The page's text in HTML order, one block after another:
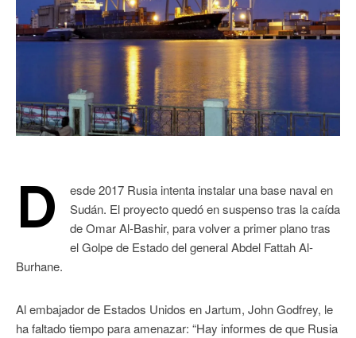
D
esde 2017 Rusia intenta instalar una base naval en
Sudán. El proyecto quedó en suspenso tras la caída
de Omar Al-Bashir, para volver a primer plano tras
el Golpe de Estado del general Abdel Fattah Al-
Burhane.
Al embajador de Estados Unidos en Jartum, John Godfrey, le
ha faltado tiempo para amenazar: “Hay informes de que Rusia